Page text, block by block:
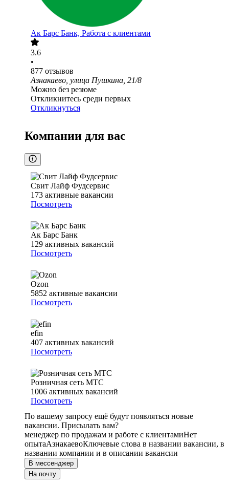
Ак Барс Банк, Работа с клиентами
3.6
•
877 отзывов
Азнакаево, улица Пушкина, 21/8
Можно без резюме
Откликнитесь среди первых
Откликнуться
Компании для вас
Свит Лайф Фудсервис
173 активные вакансии
Посмотреть
Ак Барс Банк
129 активных вакансий
Посмотреть
Ozon
5852 активные вакансии
Посмотреть
efin
407 активных вакансий
Посмотреть
Розничная сеть МТС
1006 активных вакансий
Посмотреть
По вашему запросу ещё будут появляться новые
вакансии. Присылать вам?
менеджер по продажам и работе с клиентамиНет
опытаАзнакаевоКлючевые слова в названии вакансии, в
названии компании и в описании вакансии
В мессенджер
На почту